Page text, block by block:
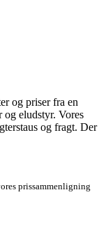
og priser fra en
eludstyr. Vores
og fragt. Der
prissammenligning